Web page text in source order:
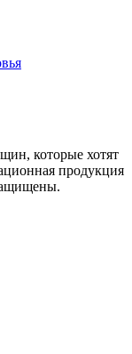
которые хотят
продукция